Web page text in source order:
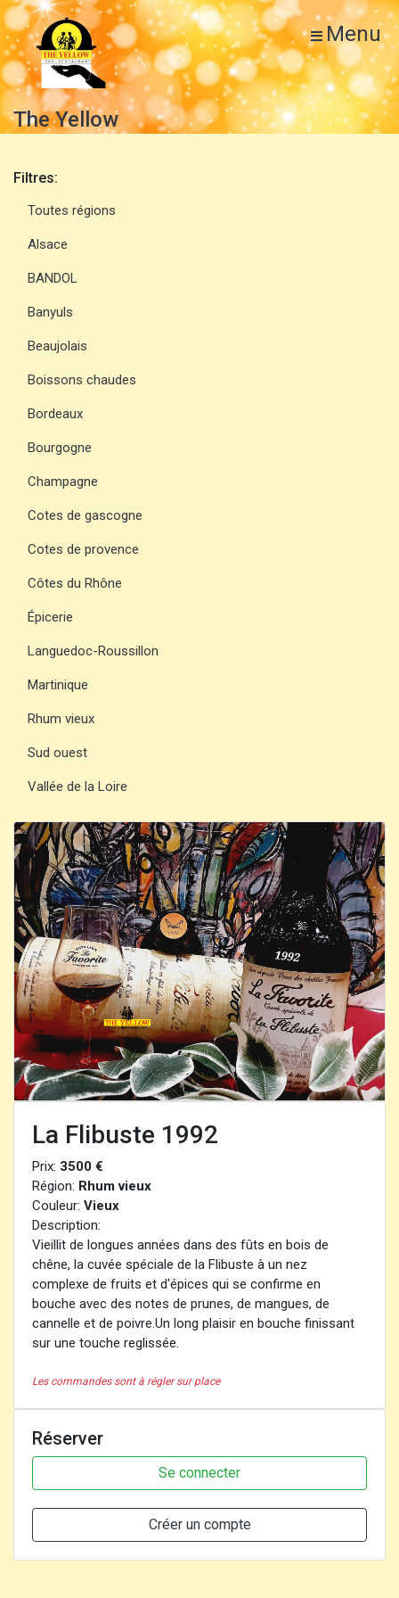
Menu
The Yellow
Filtres:
Toutes régions
Alsace
BANDOL
Banyuls
Beaujolais
Boissons chaudes
Bordeaux
Bourgogne
Champagne
Cotes de gascogne
Cotes de provence
Côtes du Rhône
Épicerie
Languedoc-Roussillon
Martinique
Rhum vieux
Sud ouest
Vallée de la Loire
La Flibuste 1992
Prix: 3500 €
Région: Rhum vieux
Couleur: Vieux
Description:
Vieillit de longues années dans des fûts en bois de
chêne, la cuvée spéciale de la Flibuste à un nez
complexe de fruits et d'épices qui se confirme en
bouche avec des notes de prunes, de mangues, de
cannelle et de poivre.Un long plaisir en bouche finissant
sur une touche reglissée.
Les commandes sont à régler sur place
Réserver
Se connecter
Créer un compte